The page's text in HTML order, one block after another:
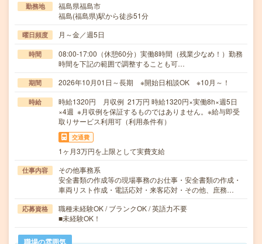
勤務地
福島県福島市
福島(福島県)駅から徒歩51分
曜日頻度 月～金／週5日
時間
08:00-17:00（休憩60分）実働8時間（残業少なめ！）勤務
時間を下記の範囲で調整することも可…
期間 2026年10月01日～長期 ※開始日相談OK ※10月～！
時給
時給1320円 月収例 21万円 時給1320円×実働8h×週5日
×4週 ※月収例を保証するものではありません。※給与即受
取りサービス利用可（利用条件有）
交通費
1ヶ月3万円を上限として実費支給
仕事内容
その他事務系
安全書類の作成等の現場事務のお仕事・安全書類の作成・
車両リスト作成・電話応対・来客応対・その他、庶務…
応募資格
職種未経験OK / ブランクOK / 英語力不要
■未経験OK！
職場の雰囲気